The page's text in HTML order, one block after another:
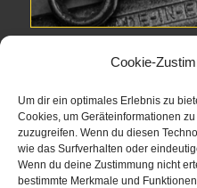
Cookie-
Um dir ein optimales Erlebnis zu
Cookies, um Geräteinformationen
zuzugreifen. Wenn du diesen
wie das Surfverhalten oder
Wenn du deine Zustimmung nicht
bestimmte Merkmale und